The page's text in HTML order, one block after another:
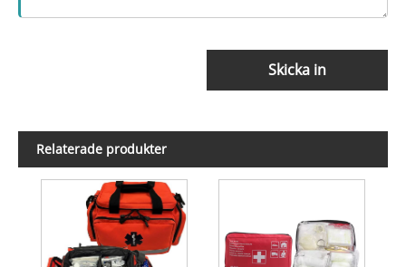
Skicka in
Relaterade produkter